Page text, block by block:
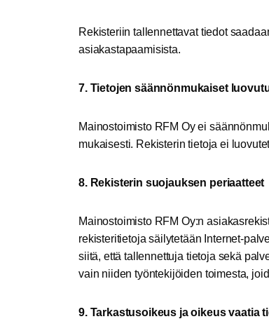
Rekisteriin tallennettavat tiedot
asiakastapaamisista.
7. Tietojen säännönmukaiset
Mainostoimisto RFM Oy ei
mukaisesti. Rekisterin tietoja ei
8. Rekisterin suojauksen periaatteet
Mainostoimisto RFM Oy:n
rekisteritietoja säilytetään Internet-
siitä, että tallennettuja tietoja sekä
vain niiden työntekijöiden toimesta,
9. Tarkastusoikeus ja oikeus vaatia